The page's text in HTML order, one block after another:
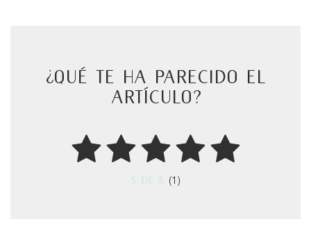
¿Qué te ha parecido el
artículo?
5 de 5 (1)